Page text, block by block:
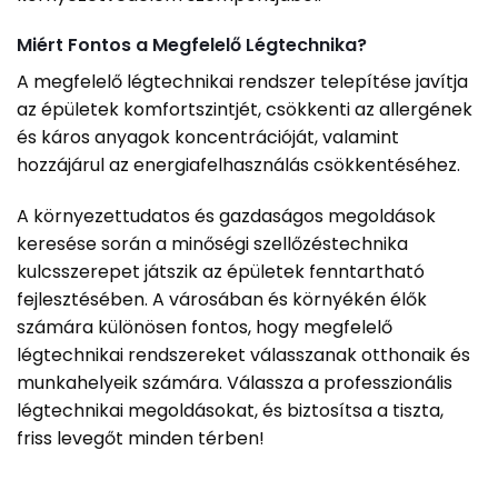
Miért Fontos a Megfelelő Légtechnika?
A megfelelő légtechnikai rendszer telepítése javítja
az épületek komfortszintjét, csökkenti az allergének
és káros anyagok koncentrációját, valamint
hozzájárul az energiafelhasználás csökkentéséhez.
A környezettudatos és gazdaságos megoldások
keresése során a minőségi szellőzéstechnika
kulcsszerepet játszik az épületek fenntartható
fejlesztésében. A városában és környékén élők
számára különösen fontos, hogy megfelelő
légtechnikai rendszereket válasszanak otthonaik és
munkahelyeik számára. Válassza a professzionális
légtechnikai megoldásokat, és biztosítsa a tiszta,
friss levegőt minden térben!